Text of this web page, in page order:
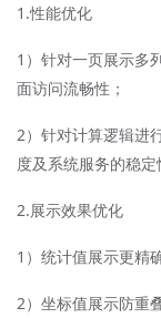
1.性能优化
1）针对一页展示多
面访问流畅性；
2）针对计算逻辑进
度及系统服务的稳定
2.展示效果优化
1）统计值展示更精
2）坐标值展示防重